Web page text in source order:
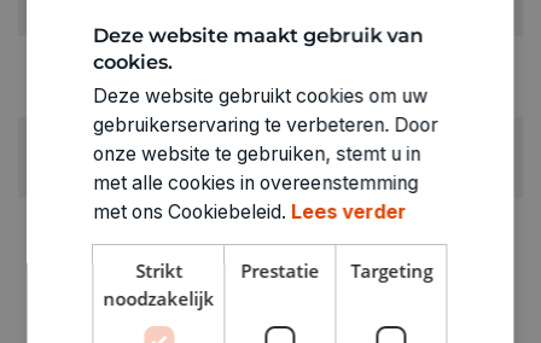
GEWICHT
ARTIKELNUMMER
Deze website maakt gebruik van
cookies.
Deze website gebruikt cookies om uw
gebruikerservaring te verbeteren. Door
onze website te gebruiken, stemt u in
met alle cookies in overeenstemming
met ons Cookiebeleid. Lees verder
Strikt
noodzakelijk
Prestatie Targeting